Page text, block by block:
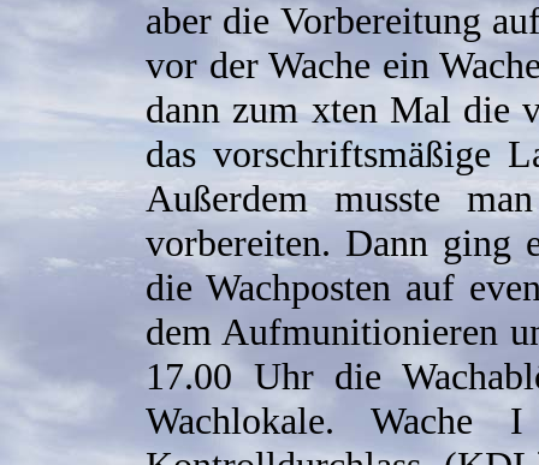
aber die Vorbereitung
vor der Wache ein
dann zum xten Mal die
das vorschriftsmäßige
Außerdem musste
vorbereiten. Dann ging
die Wachposten auf
dem Aufmunitionieren
17.00 Uhr die
Wachlokale.